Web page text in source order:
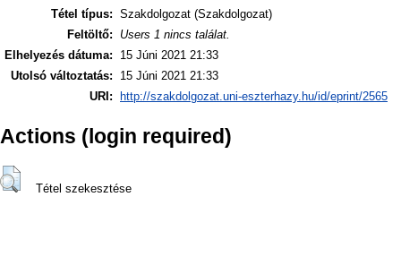
Tétel típus: Szakdolgozat (Szakdolgozat)
Feltöltő:
Users 1 nincs találat.
Elhelyezés dátuma:
15 Júni 2021 21:33
Utolsó változtatás:
15 Júni 2021 21:33
URI:
http://szakdolgozat.uni-eszterhazy.hu/id/eprint/2565
Actions (login required)
Tétel szekesztése